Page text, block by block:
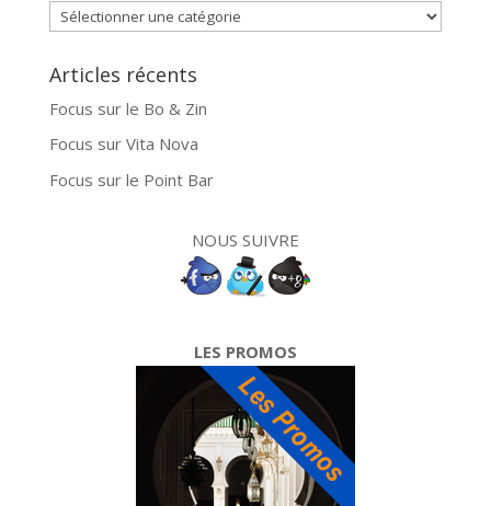
News
Articles récents
Focus sur le Bo & Zin
Focus sur Vita Nova
Focus sur le Point Bar
NOUS SUIVRE
LES PROMOS